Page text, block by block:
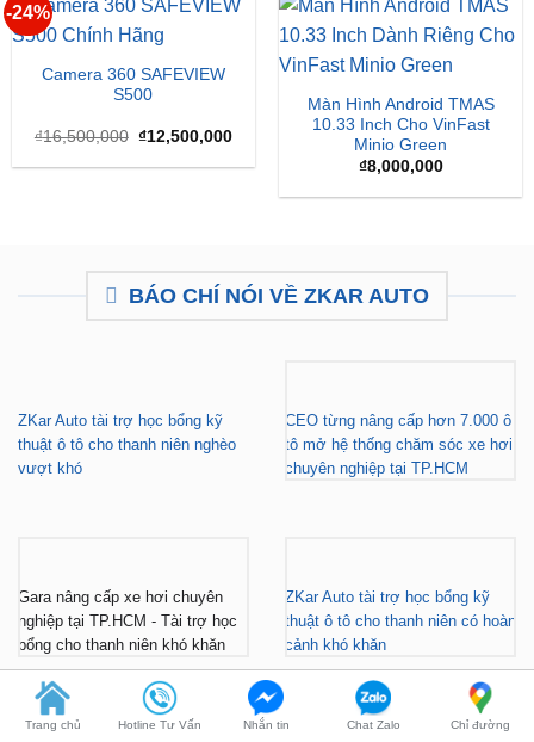
-24%
Camera 360 SAFEVIEW
S500
₫16,500,000 Giá
là:
₫12,500,000Giá
tại
₫12,500,000.
Màn Hình Android TMAS
10.33 Inch Cho VinFast
Minio Green
₫8,000,000
BÁO CHÍ NÓI VỀ ZKAR AUTO
ZKar Auto tài trợ học bổng kỹ
thuật ô tô cho thanh niên nghèo
vượt khó
CEO từng nâng cấp hơn 7.000 ô
tô mở hệ thống chăm sóc xe hơi
chuyên nghiệp tại TP.HCM
Gara nâng cấp xe hơi chuyên
nghiệp tại TP.HCM - Tài trợ học
bổng cho thanh niên khó khăn
ZKar Auto tài trợ học bổng kỹ
thuật ô tô cho thanh niên có hoàn
cảnh khó khăn
Trang chủ Hotline Tư Vấn Nhắn tin Chat Zalo Chỉ đường